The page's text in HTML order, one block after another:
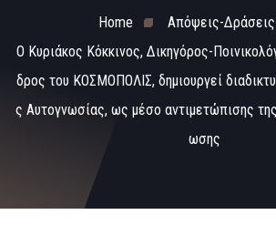
Home
Απόψεις-Δράσεις
Ο Κυριάκος Κόκκινος, Δικηγόρος-
δρος του ΚΟΣΜΟΠΟΛΙΣ, δημιουργεί
ς Αυτογνωσίας, ως μέσο αντιμετώπισης
ωσης